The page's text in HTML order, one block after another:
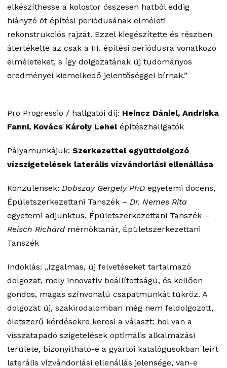
elkészíthesse a kolostor összesen hatból eddig
hiányzó öt építési periódusának elméleti
rekonstrukciós rajzát. Ezzel kiegészítette és részben
átértékelte az csak a III. építési periódusra vonatkozó
elméleteket, s így dolgozatának új tudományos
eredményei kiemelkedő jelentőséggel bírnak.”
Pro Progressio / hallgatói díj: Heincz Dániel, Andriska
Fanni, Kovács Károly Lehelépítészhallgatók
Pályamunkájuk: Szerkezettel együttdolgozó
vízszigetelések laterális vízvándorlási ellenállása
Konzulensek: Dobszay Gergely PhD egyetemi docens,
Épületszerkezettani Tanszék – Dr. Nemes Rita
egyetemi adjunktus, Épületszerkezettani Tanszék –
Reisch Richárd mérnöktanár, Épületszerkezettani
Tanszék
Indoklás: „Izgalmas, új felvetéseket tartalmazó
dolgozat, mely innovatív beállítottságú, és kellően
gondos, magas színvonalú csapatmunkát tükröz. A
dolgozat új, szakirodalomban még nem feldolgozott,
életszerű kérdésekre keresi a választ: hol van a
visszatapadó szigetelések optimális alkalmazási
területe, bizonyítható-e a gyártói katalógusokban leírt
laterális vízvándorlási ellenállás jelensége, van-e